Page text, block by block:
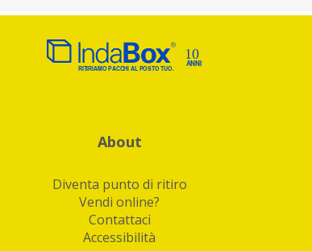
About
Diventa punto di ritiro
Vendi online?
Contattaci
Accessibilità